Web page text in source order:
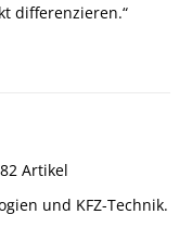
differenzieren.“
Artikel
und KFZ-Technik.